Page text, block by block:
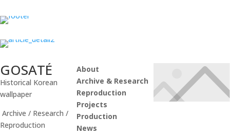
GOSATÉ
Historical Korean
wallpaper
Archive / Research /
Reproduction
About
Archive & Research
Reproduction
Projects
Production
News